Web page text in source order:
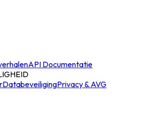
API Documentatie
DatabeveiligingPrivacy & AVG